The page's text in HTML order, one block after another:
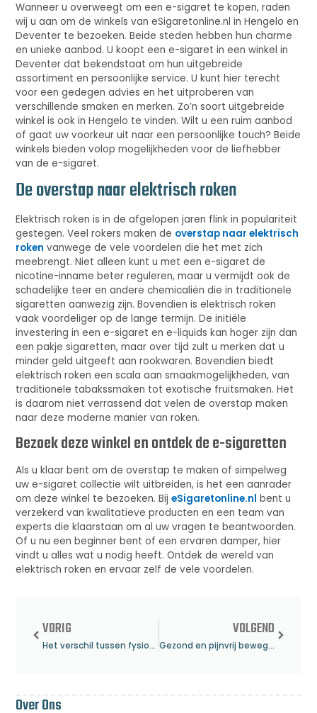
Wanneer u overweegt om een e-sigaret te kopen, raden
wij u aan om de winkels van eSigaretonline.nl in Hengelo en
Deventer te bezoeken. Beide steden hebben hun charme
en unieke aanbod. U koopt een e-sigaret in een winkel in
Deventer dat bekendstaat om hun uitgebreide
assortiment en persoonlijke service. U kunt hier terecht
voor een gedegen advies en het uitproberen van
verschillende smaken en merken. Zo’n soort uitgebreide
winkel is ook in Hengelo te vinden. Wilt u een ruim aanbod
of gaat uw voorkeur uit naar een persoonlijke touch? Beide
winkels bieden volop mogelijkheden voor de liefhebber
van de e-sigaret.
De overstap naar elektrisch roken
Elektrisch roken is in de afgelopen jaren flink in populariteit
gestegen. Veel rokers maken de overstap naar elektrisch
roken vanwege de vele voordelen die het met zich
meebrengt. Niet alleen kunt u met een e-sigaret de
nicotine-inname beter reguleren, maar u vermijdt ook de
schadelijke teer en andere chemicaliën die in traditionele
sigaretten aanwezig zijn. Bovendien is elektrisch roken
vaak voordeliger op de lange termijn. De initiële
investering in een e-sigaret en e-liquids kan hoger zijn dan
een pakje sigaretten, maar over tijd zult u merken dat u
minder geld uitgeeft aan rookwaren. Bovendien biedt
elektrisch roken een scala aan smaakmogelijkheden, van
traditionele tabakssmaken tot exotische fruitsmaken. Het
is daarom niet verrassend dat velen de overstap maken
naar deze moderne manier van roken.
Bezoek deze winkel en ontdek de e-sigaretten
Als u klaar bent om de overstap te maken of simpelweg
uw e-sigaret collectie wilt uitbreiden, is het een aanrader
om deze winkel te bezoeken. BijeSigaretonline.nl bent u
verzekerd van kwalitatieve producten en een team van
experts die klaarstaan om al uw vragen te beantwoorden.
Of u nu een beginner bent of een ervaren damper, hier
vindt u alles wat u nodig heeft. Ontdek de wereld van
elektrisch roken en ervaar zelf de vele voordelen.
VORIG
Het verschil tussen fysiotherapie en ergotherapie
VOLGEND
Gezond en pijnvrij bewegen met Fysiotherapie Drachten
Over Ons